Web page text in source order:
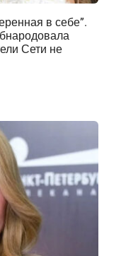
в себе”.
Сети не